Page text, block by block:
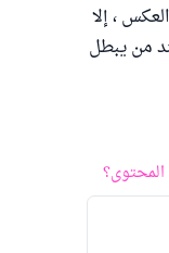
، إلا
من يبطل